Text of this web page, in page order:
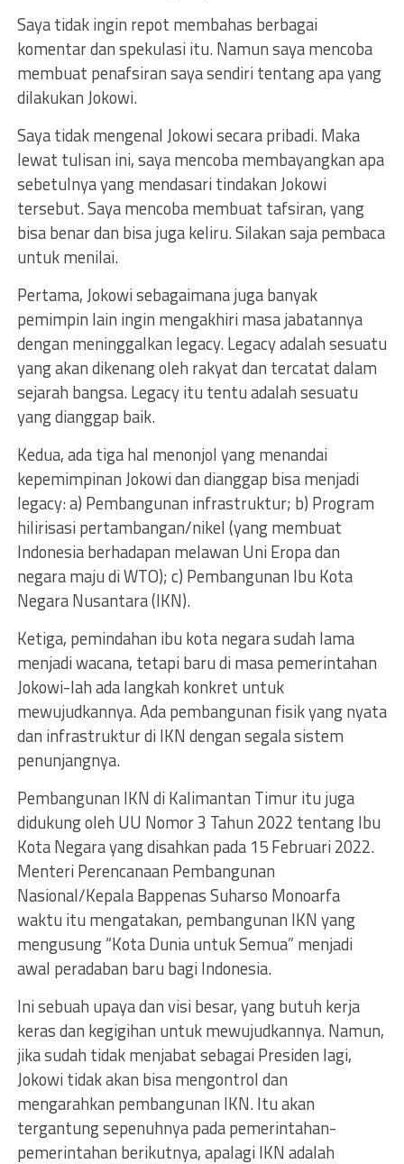
Saya tidak ingin repot membahas berbagai
komentar dan spekulasi itu. Namun saya mencoba
membuat penafsiran saya sendiri tentang apa yang
dilakukan Jokowi.
Saya tidak mengenal Jokowi secara pribadi. Maka
lewat tulisan ini, saya mencoba membayangkan apa
sebetulnya yang mendasari tindakan Jokowi
tersebut. Saya mencoba membuat tafsiran, yang
bisa benar dan bisa juga keliru. Silakan saja pembaca
untuk menilai.
Pertama, Jokowi sebagaimana juga banyak
pemimpin lain ingin mengakhiri masa jabatannya
dengan meninggalkan legacy. Legacy adalah sesuatu
yang akan dikenang oleh rakyat dan tercatat dalam
sejarah bangsa. Legacy itu tentu adalah sesuatu
yang dianggap baik.
Kedua, ada tiga hal menonjol yang menandai
kepemimpinan Jokowi dan dianggap bisa menjadi
legacy: a) Pembangunan infrastruktur; b) Program
hilirisasi pertambangan/nikel (yang membuat
Indonesia berhadapan melawan Uni Eropa dan
negara maju di WTO); c) Pembangunan Ibu Kota
Negara Nusantara (IKN).
Ketiga, pemindahan ibu kota negara sudah lama
menjadi wacana, tetapi baru di masa pemerintahan
Jokowi-lah ada langkah konkret untuk
mewujudkannya. Ada pembangunan fisik yang nyata
dan infrastruktur di IKN dengan segala sistem
penunjangnya.
Pembangunan IKN di Kalimantan Timur itu juga
didukung oleh UU Nomor 3 Tahun 2022 tentang Ibu
Kota Negara yang disahkan pada 15 Februari 2022.
Menteri Perencanaan Pembangunan
Nasional/Kepala Bappenas Suharso Monoarfa
waktu itu mengatakan, pembangunan IKN yang
mengusung “Kota Dunia untuk Semua” menjadi
awal peradaban baru bagi Indonesia.
Ini sebuah upaya dan visi besar, yang butuh kerja
keras dan kegigihan untuk mewujudkannya. Namun,
jika sudah tidak menjabat sebagai Presiden lagi,
Jokowi tidak akan bisa mengontrol dan
mengarahkan pembangunan IKN. Itu akan
tergantung sepenuhnya pada pemerintahan-
pemerintahan berikutnya, apalagi IKN adalah